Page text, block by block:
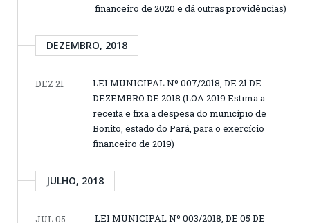
financeiro de 2020 e dá outras providências)
DEZEMBRO, 2018
DEZ 21
LEI MUNICIPAL Nº 007/2018, DE 21 DE
DEZEMBRO DE 2018 (LOA 2019 Estima a
receita e fixa a despesa do município de
Bonito, estado do Pará, para o exercício
financeiro de 2019)
JULHO, 2018
JUL 05
LEI MUNICIPAL Nº 003/2018, DE 05 DE